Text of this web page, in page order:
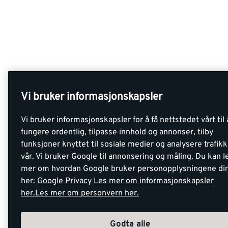
Vi bruker informasjonskapsler
Vi bruker informasjonskapsler for å få nettstedet vårt til
fungere ordentlig, tilpasse innhold og annonser, tilby
funksjoner knyttet til sosiale medier og analysere
vår. Vi bruker Google til annonsering og måling. Du kan
mer om hvordan Google bruker personopplysningene
her: Google Privacy Les mer om informasjonskapsler
her.Les mer om personvern her.
Godta alle